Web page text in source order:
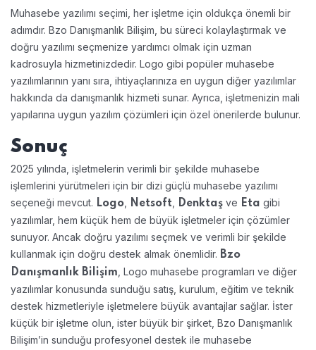
Muhasebe yazılımı seçimi, her işletme için oldukça önemli bir
adımdır. Bzo Danışmanlık Bilişim, bu süreci kolaylaştırmak ve
doğru yazılımı seçmenize yardımcı olmak için uzman
kadrosuyla hizmetinizdedir. Logo gibi popüler muhasebe
yazılımlarının yanı sıra, ihtiyaçlarınıza en uygun diğer yazılımlar
hakkında da danışmanlık hizmeti sunar. Ayrıca, işletmenizin mali
yapılarına uygun yazılım çözümleri için özel önerilerde bulunur.
Sonuç
2025 yılında, işletmelerin verimli bir şekilde muhasebe
işlemlerini yürütmeleri için bir dizi güçlü muhasebe yazılımı
seçeneği mevcut. Logo Netsoft Denktaş ve Eta gibi
yazılımlar, hem küçük hem de büyük işletmeler için çözümler
sunuyor. Ancak doğru yazılımı seçmek ve verimli bir şekilde
kullanmak için doğru destek almak önemlidir. Bzo
Danışmanlık Bilişim , Logo muhasebe programları ve diğer
yazılımlar konusunda sunduğu satış, kurulum, eğitim ve teknik
destek hizmetleriyle işletmelere büyük avantajlar sağlar. İster
küçük bir işletme olun, ister büyük bir şirket, Bzo Danışmanlık
Bilişim’in sunduğu profesyonel destek ile muhasebe